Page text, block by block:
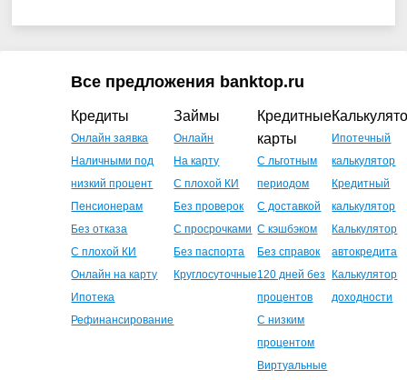
Все предложения banktop.ru
Кредиты
Онлайн заявка
Наличными под
низкий процент
Пенсионерам
Без отказа
С плохой КИ
Онлайн на карту
Ипотека
Рефинансирование
Займы
Онлайн
На карту
С плохой КИ
Без проверок
С просрочками
Без паспорта
Круглосуточные
Кредитные
карты
С льготным
периодом
С доставкой
С кэшбэком
Без справок
120 дней без
процентов
С низким
процентом
Виртуальные
Ипотечный
калькулятор
Кредитный
калькулятор
Калькулятор
автокредита
Калькулятор
доходности